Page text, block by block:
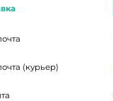
(курьер)